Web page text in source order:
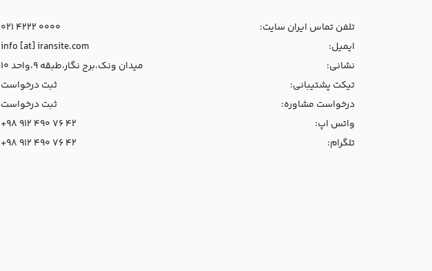
تلفن تماس ایران سایت:
021 4222 0000
ایمیل:
info [at] iransite.com
نشانی:
میدان ونک،برج نگار،طبقه 9،واحد 10
تیکت پشتیبانی:
ثبت درخواست
درخواست مشاوره:
ثبت درخواست
واتس اپ:
+98 912 490 76 42
تلگرام:
+98 912 490 76 42